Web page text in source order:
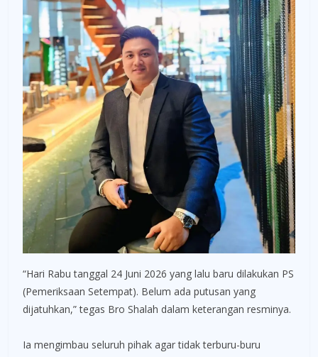
“Hari Rabu tanggal 24 Juni 2026 yang lalu baru dilakukan PS
(Pemeriksaan Setempat). Belum ada putusan yang
dijatuhkan,” tegas Bro Shalah dalam keterangan resminya.
Ia mengimbau seluruh pihak agar tidak terburu-buru